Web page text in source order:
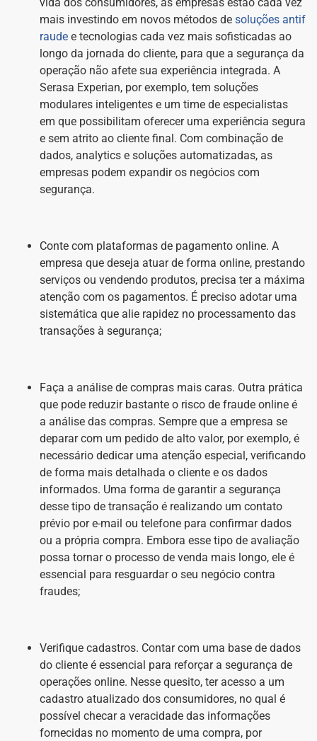
mais investindo em novos métodos de soluções antif
raude e tecnologias cada vez mais sofisticadas ao
longo da jornada do cliente, para que a segurança da
operação não afete sua experiência integrada. A
Serasa Experian, por exemplo, tem soluções
modulares inteligentes e um time de especialistas
em que possibilitam oferecer uma experiência segura
e sem atrito ao cliente final. Com combinação de
dados, analytics e soluções automatizadas, as
empresas podem expandir os negócios com
segurança.
Conte com plataformas de pagamento online. A
empresa que deseja atuar de forma online, prestando
serviços ou vendendo produtos, precisa ter a máxima
atenção com os pagamentos. É preciso adotar uma
sistemática que alie rapidez no processamento das
transações à segurança;
Faça a análise de compras mais caras. Outra prática
que pode reduzir bastante o risco de fraude online é
a análise das compras. Sempre que a empresa se
deparar com um pedido de alto valor, por exemplo, é
necessário dedicar uma atenção especial, verificando
de forma mais detalhada o cliente e os dados
informados. Uma forma de garantir a segurança
desse tipo de transação é realizando um contato
prévio por e-mail ou telefone para confirmar dados
ou a própria compra. Embora esse tipo de avaliação
possa tornar o processo de venda mais longo, ele é
essencial para resguardar o seu negócio contra
fraudes;
Verifique cadastros. Contar com uma base de dados
do cliente é essencial para reforçar a segurança de
operações online. Nesse quesito, ter acesso a um
cadastro atualizado dos consumidores, no qual é
possível checar a veracidade das informações
fornecidas no momento de uma compra, por